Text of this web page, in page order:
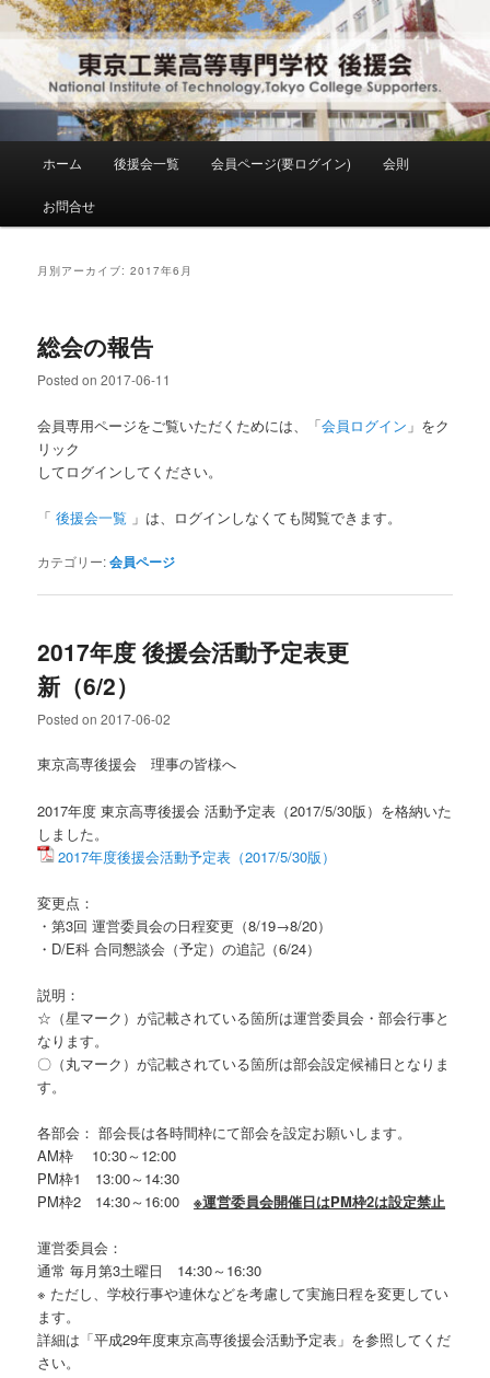
メ
イ
ン
コ
ン
サ
ブ
コ
ン
テ
東京工業高等専門学校 後援会
National Institute of Technology ,Tokyo College Supporters.
メ
ホーム 後援会一覧 会員ページ(要ログイン) 会則
お問合せ
月別アーカイブ:2017年6月
総会の報告
Posted on2017-06-11
会員専用ページをご覧いただくためには、「会員ログイン 」をク
リック
してログインしてください。
「後援会一覧 」は、ログインしなくても閲覧できます。
カテゴリー:会員ページ
2017年度 後援会活動予定表更
新（6/2）
Posted on2017-06-02
東京高専後援会 理事の皆様へ
2017年度 東京高専後援会 活動予定表（2017/5/30版）を格納いた
しました。
2017年度後援会活動予定表（2017/5/30版）
変更点：
・第3回 運営委員会の日程変更（8/19→8/20）
・D/E科 合同懇談会（予定）の追記（6/24）
説明：
☆（星マーク）が記載されている箇所は運営委員会・部会行事と
なります。
〇（丸マーク）が記載されている箇所は部会設定候補日となりま
す。
各部会： 部会長は各時間枠にて部会を設定お願いします。
AM枠 10:30～12:00
PM枠1 13:00～14:30
PM枠2 14:30～16:00※運営委員会開催日はPM枠2は設定禁止
運営委員会：
通常 毎月第3土曜日 14:30～16:30
※ ただし、学校行事や連休などを考慮して実施日程を変更してい
ます。
詳細は「平成29年度東京高専後援会活動予定表」を参照してくだ
さい。